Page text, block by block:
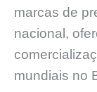
marcas de
nacional,
mundiais no